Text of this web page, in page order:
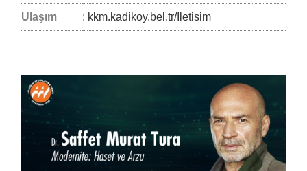
Ulaşım : kkm.kadikoy.bel.tr/Iletisim